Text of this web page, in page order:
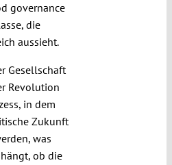
governance
die
aussieht.
Gesellschaft
Revolution
in dem
Zukunft
was
ob die